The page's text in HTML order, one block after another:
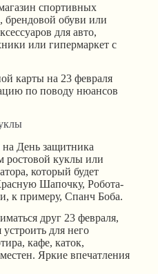
спортивных
брендовой обуви или
для авто,
или гипермаркет с
карты на 23 февраля
по поводу нюансов
День защитника
ростовой куклы или
который будет
Шапочку, Робота-
к примеру, Спанч Боба.
друг 23 февраля,
для него
кафе, каток,
Яркие впечатления